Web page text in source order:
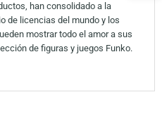
han consolidado a la
de licencias del mundo y los
mostrar todo el amor a sus
de figuras y juegos Funko.